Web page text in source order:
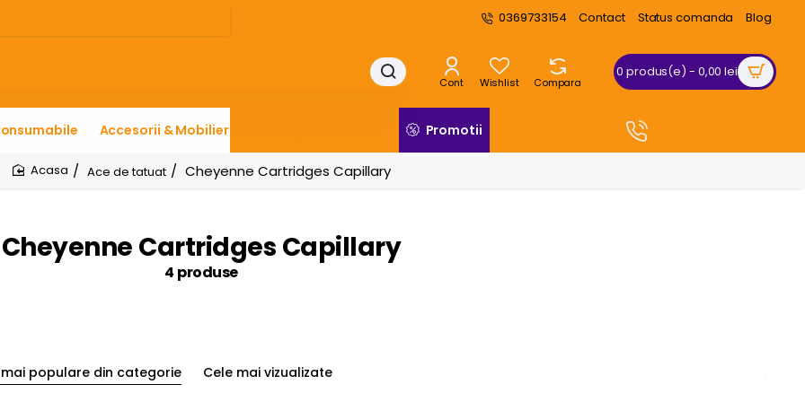
0369733154 Contact Status comanda Blog
Cont Wishlist Compara
0 produs(e) - 0,00 lei
Accesorii & Mobilier Promotii
Cheyenne Cartridges Capillary
4 produse
home
Ace de tatuat Cheyenne Cartridges Capillary
mai populare din categorie Cele mai vizualizate